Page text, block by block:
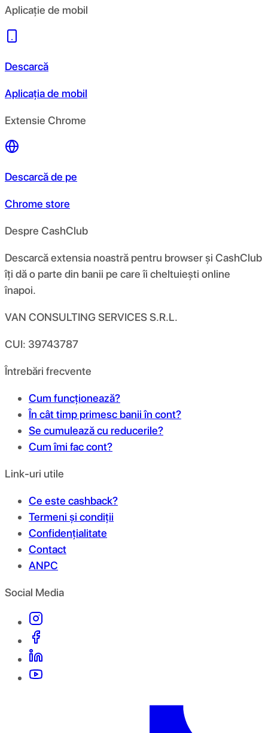
Aplicație de mobil
Descarcă
Aplicația de mobil
Extensie Chrome
Descarcă de pe
Chrome store
Despre CashClub
Descarcă extensia noastră pentru browser și CashClub
îți dă o parte din banii pe care îi cheltuiești online
înapoi.
VAN CONSULTING SERVICES S.R.L.
CUI: 39743787
Întrebări frecvente
Cum funcționează?
În cât timp primesc banii în cont?
Se cumulează cu reducerile?
Cum îmi fac cont?
Link-uri utile
Ce este cashback?
Termeni și condiții
Confidențialitate
Contact
ANPC
Social Media